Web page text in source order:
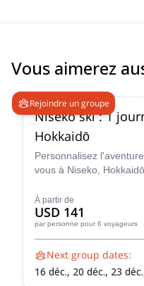
Vous aimerez
Rejoindre un groupe
Niseko ski : 1
Hokkaidō
Personnalisez
vous à Niseko,
Nicolas.
À partir de
USD 141
par personne pour 6 voyageurs
Next group dates:
16 déc., 20 déc., 23